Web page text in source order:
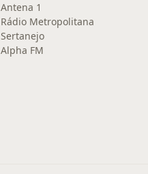
Antena 1
Rádio Metropolitana
Sertanejo
Alpha FM